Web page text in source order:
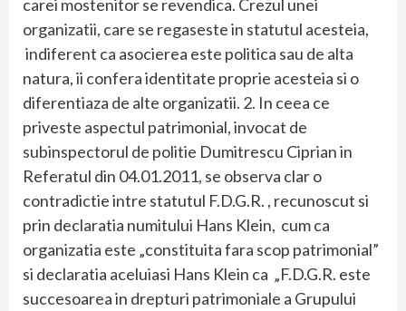
carei mostenitor se revendica. Crezul unei
organizatii, care se regaseste in statutul acesteia,
indiferent ca asocierea este politica sau de alta
natura, ii confera identitate proprie acesteia si o
diferentiaza de alte organizatii. 2. In ceea ce
priveste aspectul patrimonial, invocat de
subinspectorul de politie Dumitrescu Ciprian in
Referatul din 04.01.2011, se observa clar o
contradictie intre statutul F.D.G.R. , recunoscut si
prin declaratia numitului Hans Klein, cum ca
organizatia este „constituita fara scop patrimonial”
si declaratia aceluiasi Hans Klein ca „F.D.G.R. este
succesoarea in drepturi patrimoniale a Grupului